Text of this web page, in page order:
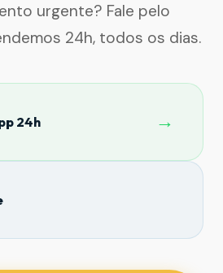
urgente? Fale pelo
24h, todos os dias.
24h →